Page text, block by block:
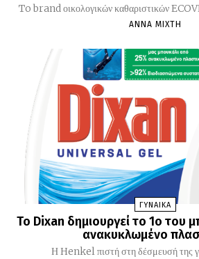
To brand οικολογικών καθαριστικών
ΆΝΝΑ ΜΊΧΤΗ
ΓΥΝΑΙΚΑ
Το Dixan δημιουργεί το 1ο του
ανακυκλωμένο
Η Henkel πιστή στη δέσμευσή της